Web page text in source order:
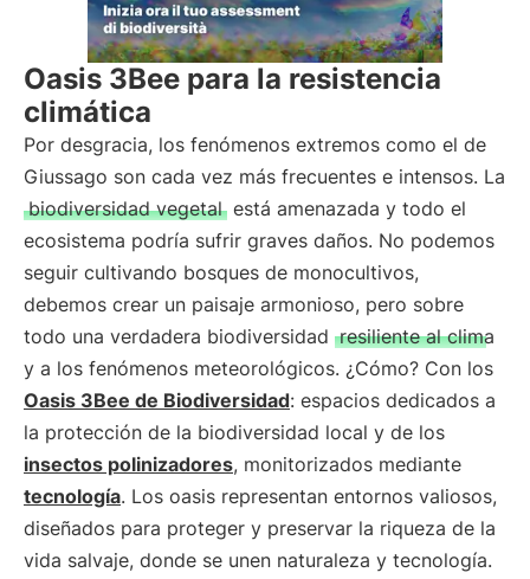
Oasis 3Bee para la resistencia
climática
Por desgracia, los fenómenos extremos como el de
Giussago son cada vez más frecuentes e intensos. La
biodiversidad vegetal está amenazada y todo el
ecosistema podría sufrir graves daños. No podemos
seguir cultivando bosques de monocultivos,
debemos crear un paisaje armonioso, pero sobre
todo una verdadera biodiversidad resiliente al clima
y a los fenómenos meteorológicos. ¿Cómo? Con los
Oasis 3Bee de Biodiversidad: espacios dedicados a
la protección de la biodiversidad local y de los
insectos polinizadores, monitorizados mediante
tecnología. Los oasis representan entornos valiosos,
diseñados para proteger y preservar la riqueza de la
vida salvaje, donde se unen naturaleza y tecnología.